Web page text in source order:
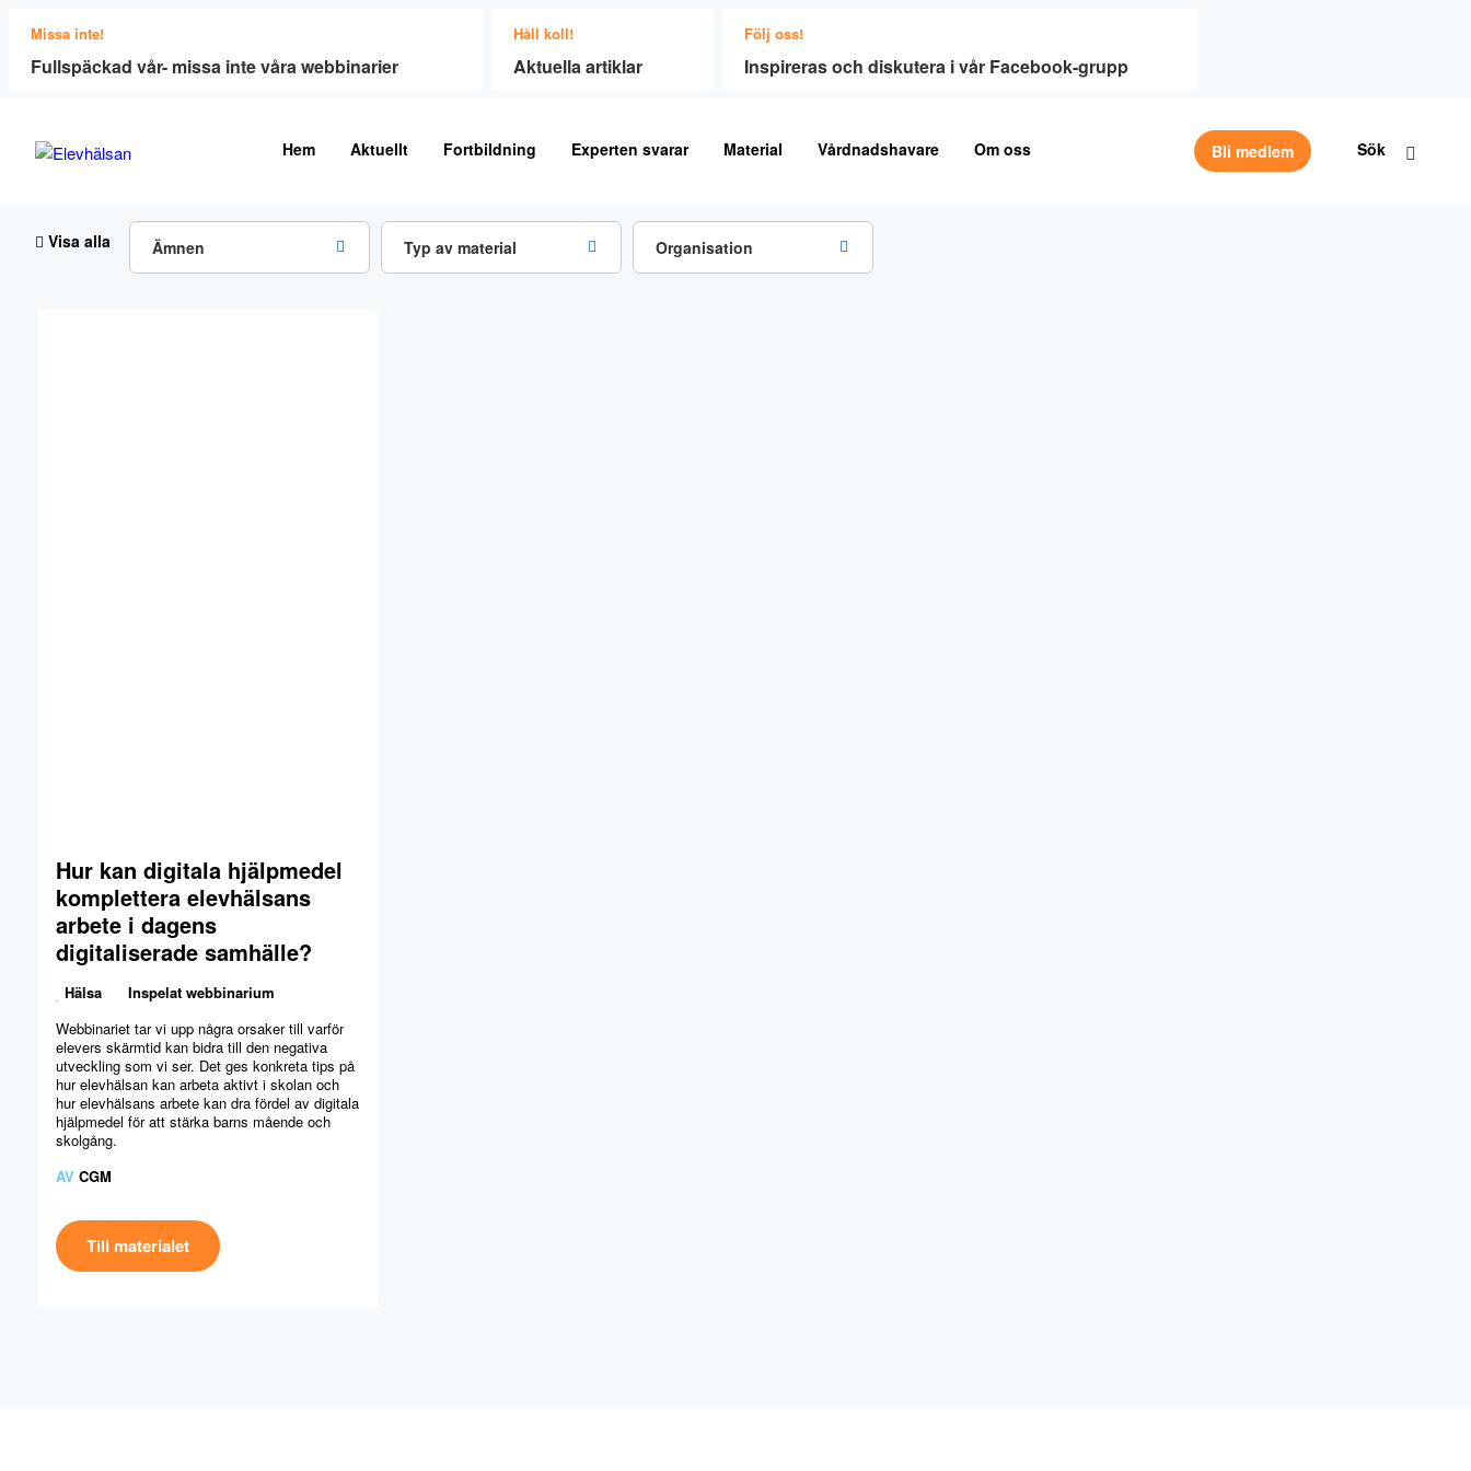
Missa inte!
Fullspäckad vår- missa inte våra webbinarier
Håll koll!
Aktuella artiklar
Följ oss!
Inspireras och diskutera i vår Facebook-grupp
Hem Aktuellt Fortbildning Experten svarar Material Vårdnadshavare Om oss Bli medlem Sök
Visa alla Ämnen Typ av material Organisation
Hur kan digitala hjälpmedel
komplettera elevhälsans
arbete i dagens
digitaliserade samhälle?
Hälsa
Inspelat webbinarium
Webbinariet tar vi upp några orsaker till varför
elevers skärmtid kan bidra till den negativa
utveckling som vi ser. Det ges konkreta tips på
hur elevhälsan kan arbeta aktivt i skolan och
hur elevhälsans arbete kan dra fördel av digitala
hjälpmedel för att stärka barns mående och
skolgång.
AV CGM
Till materialet